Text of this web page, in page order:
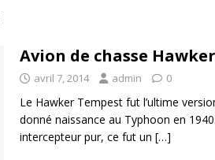
Avion de chasse
avril 7, 2014 admin 0
Le Hawker Tempest fut l’ultime
donné naissance au Typhoon en
intercepteur pur, ce fut un […]